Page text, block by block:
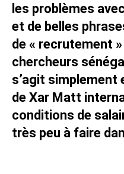
les problèmes
et de belles
de « recrutement
chercheurs
s’agit
de Xar Matt
conditions de
très peu à faire